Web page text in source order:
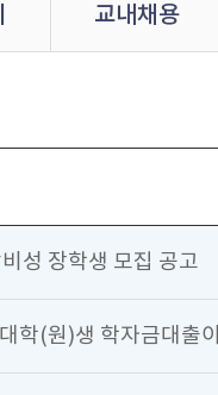
교내채용
성 장학생 모집 공고
학(원)생 학자금대출